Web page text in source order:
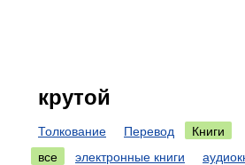
крутой
Толкование Перевод
Книги
все
электронные книги